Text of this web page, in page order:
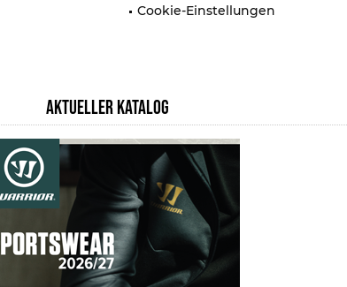
Cookie-Einstellungen
AKTUELLER KATALOG